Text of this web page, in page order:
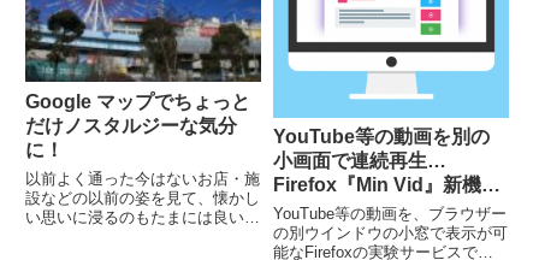
Google マップでちょっと
だけノスタルジーな気分
に！
以前よく通った今はないお店・施
設などの以前の姿を見て、懐かし
い思いに浸るのもたまには良いか
YouTube等の動画を別の
小画面で連続再生…
Firefox『Min Vid』新機能
実験サービス！
YouTube等の動画を、ブラウザー
の別ウインドウの小窓で表示が可
能なFirefoxの実験サービスで